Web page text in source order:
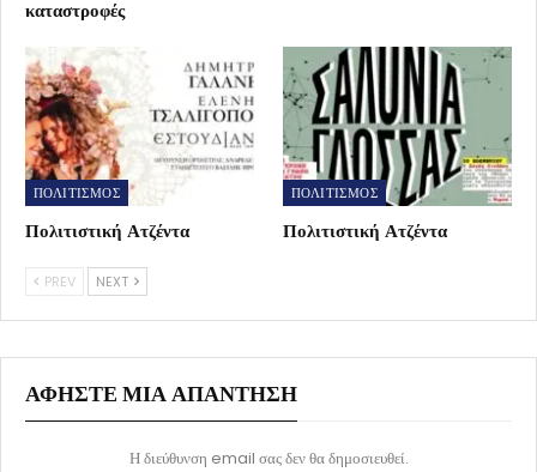
καταστροφές
ΠΟΛΙΤΙΣΜΟΣ
Πολιτιστική Ατζέντα
ΠΟΛΙΤΙΣΜΟΣ
Πολιτιστική Ατζέντα
PREV NEXT
ΑΦΉΣΤΕ ΜΙΑ ΑΠΆΝΤΗΣΗ
Η διεύθυνση email σας δεν θα δημοσιευθεί.